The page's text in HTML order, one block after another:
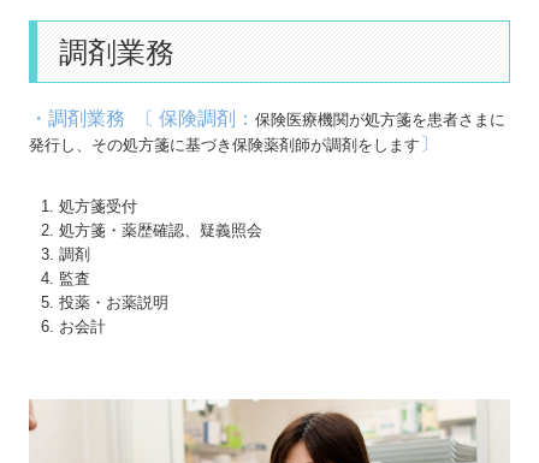
薬剤師業務
よくある質問
応募フォーム
薬局の日々
2022年フォトギャラリー
調剤業務
・調剤業務 〔 保険調剤：保険医療機関が処方箋を患者さま に
発行し、その処方箋に基づき保険薬剤師が調剤をします 〕
処方箋受付
処方箋・薬歴確認、疑義照会
調剤
監査
投薬・お薬説明
お会計